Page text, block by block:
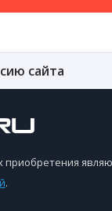
сайта
приобретения
.